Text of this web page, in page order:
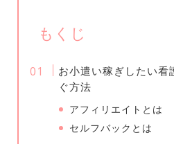
もくじ
お小遣い稼ぎしたい
ぐ方法
アフィリエイトとは
セルフバックとは